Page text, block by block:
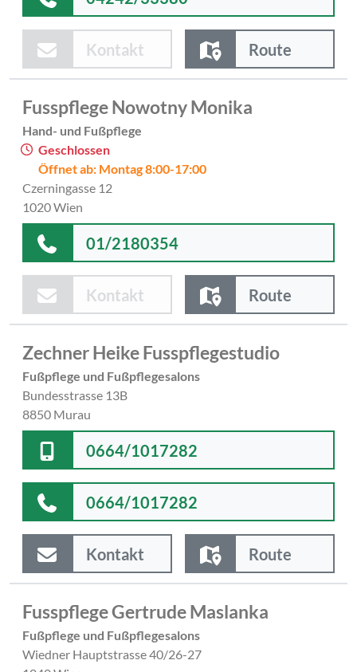
Kontakt Route
Fusspflege Nowotny Monika
Hand- und Fußpflege
Geschlossen
Öffnet ab: Montag 8:00-17:00
Czerningasse 12
1020 Wien
01/2180354
Kontakt Route
Zechner Heike Fusspflegestudio
Fußpflege und Fußpflegesalons
Bundesstrasse 13B
8850 Murau
0664/1017282
0664/1017282
Kontakt Route
Fusspflege Gertrude Maslanka
Fußpflege und Fußpflegesalons
Wiedner Hauptstrasse 40/26-27